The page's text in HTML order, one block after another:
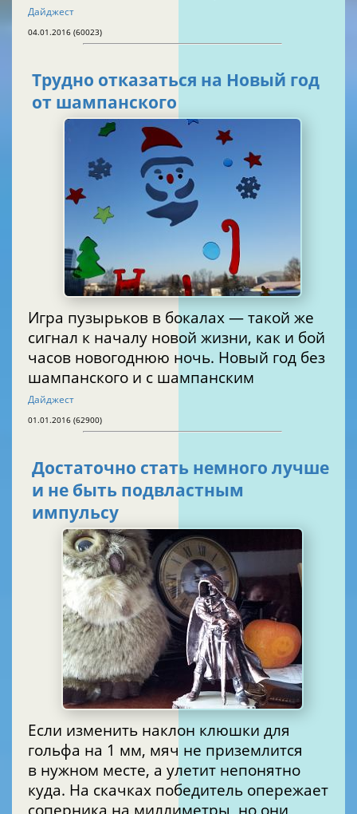
Дайджест
04.01.2016 (60023)
Трудно отказаться на Новый год
от шампанского
Игра пузырьков в бокалах — такой же
сигнал к началу новой жизни, как и бой
часов новогоднюю ночь. Новый год без
шампанского и с шампанским
Дайджест
01.01.2016 (62900)
Достаточно стать немного лучше
и не быть подвластным
импульсу
Если изменить наклон клюшки для
гольфа на 1 мм, мяч не приземлится
в нужном месте, а улетит непонятно
куда. На скачках победитель опережает
соперника на миллиметры, но они